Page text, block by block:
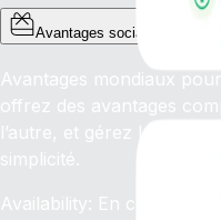
Avantages sociaux mondiaux
Avantages mondiaux
offrez des avantages
l’autre, et gérez les
simplicité.
Availability: En cours